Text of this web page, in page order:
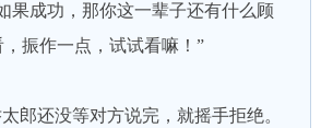
果成功，那你这一辈子还有什么顾
振作一点，试试看嘛！”
还没等对方说完，就摇手拒绝。